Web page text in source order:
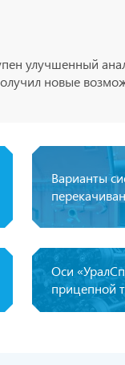
улучшенный
новые
Варианты
Оси
прицепной